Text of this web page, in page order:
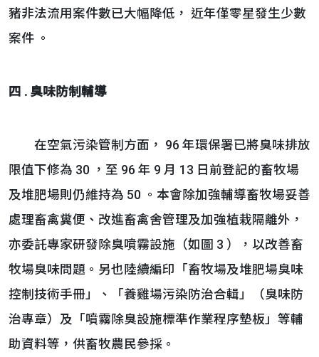
豬非法流用案件數已大幅降低， 近年僅零星發生少數
案件 。
四 . 臭味防制輔導
在空氣污染管制方面， 96 年環保署已將臭味排放
限值下修為 30 ，至 96 年 9 月 13 日前登記的畜牧場
及堆肥場則仍維持為 50 。本會除加強輔導畜牧場妥善
處理畜禽糞便、改進畜禽舍管理及加強植栽隔離外，
亦委託專家研發除臭噴霧設施（如圖 3 ），以改善畜
牧場臭味問題。另也陸續編印「畜牧場及堆肥場臭味
控制技術手冊」、「養雞場污染防治合輯」（臭味防
治專章）及「噴霧除臭設施標準作業程序墊板」等輔
助資料等，供畜牧農民參採。